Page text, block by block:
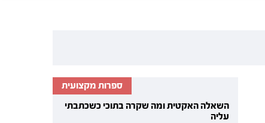
ספרות מקצועית
השאלה האקטית ומה שקרה בתוכי כשכתבתי
עליה